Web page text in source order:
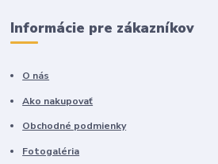
Informácie pre zákazníkov
O nás
Ako nakupovať
Obchodné podmienky
Fotogaléria